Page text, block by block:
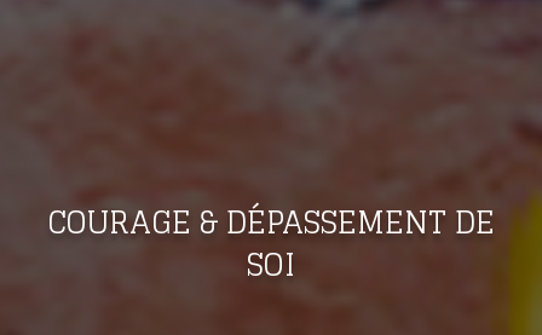
COURAGE & DÉPASSEMENT DE
SOI